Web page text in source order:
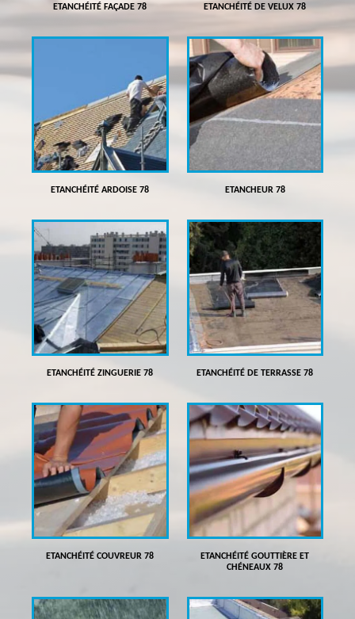
ETANCHÉITÉ FAÇADE 78 ETANCHÉITÉ DE VELUX 78
ETANCHÉITÉ ARDOISE 78 ETANCHEUR 78
ETANCHÉITÉ ZINGUERIE 78 ETANCHÉITÉ DE TERRASSE 78
ETANCHÉITÉ COUVREUR 78
ETANCHÉITÉ GOUTTIÈRE ET
CHÉNEAUX 78